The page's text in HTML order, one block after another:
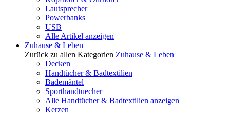
Lautsprecher
Powerbanks
USB
Alle Artikel anzeigen
Zuhause & Leben
Zurück zu allen Kategorien Zuhause & Leben
Decken
Handtücher & Badtextilien
Bademäntel
Sporthandtuecher
Alle Handtücher & Badtextilien anzeigen
Kerzen